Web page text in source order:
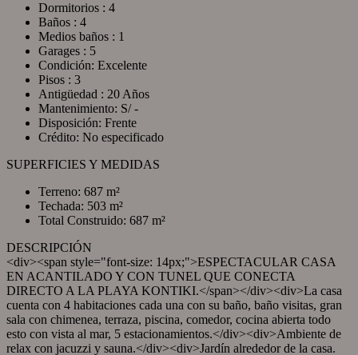
Dormitorios : 4
Baños : 4
Medios baños : 1
Garages : 5
Condición: Excelente
Pisos : 3
Antigüedad : 20 Años
Mantenimiento: S/ -
Disposición: Frente
Crédito: No especificado
SUPERFICIES Y MEDIDAS
Terreno: 687 m²
Techada: 503 m²
Total Construido: 687 m²
DESCRIPCIÓN
<div><span style="font-size: 14px;">ESPECTACULAR CASA
EN ACANTILADO Y CON TUNEL QUE CONECTA
DIRECTO A LA PLAYA KONTIKI.</span></div><div>La casa
cuenta con 4 habitaciones cada una con su baño, baño visitas, gran
sala con chimenea, terraza, piscina, comedor, cocina abierta todo
esto con vista al mar, 5 estacionamientos.</div><div>Ambiente de
relax con jacuzzi y sauna.</div><div>Jardín alrededor de la casa.